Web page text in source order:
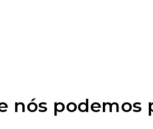
nós podemos